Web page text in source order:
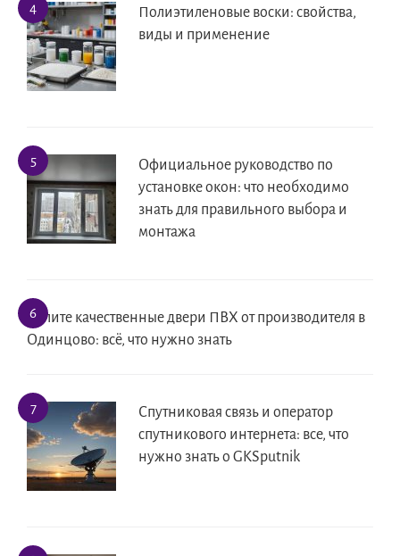
Полиэтиленовые воски: свойства,
виды и применение
Официальное руководство по
установке окон: что необходимо
знать для правильного выбора и
монтажа
Купите качественные двери ПВХ от производителя в
Одинцово: всё, что нужно знать
Спутниковая связь и оператор
спутникового интернета: все, что
нужно знать о GKSputnik